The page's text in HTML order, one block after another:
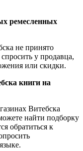
ремесленных
не принято
у продавца,
или скидки.
книги на
Витебска
найти подборку
обратиться к